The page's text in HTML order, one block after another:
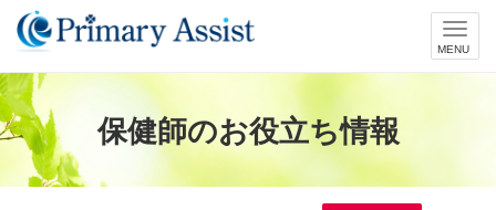
保健師のお役立ち情報